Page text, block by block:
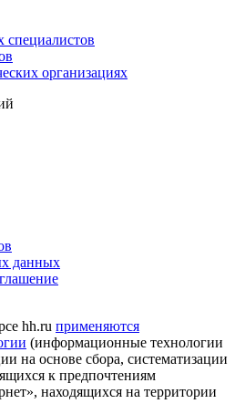
специалистов
организациях
данных
hh.ru применяются
(информационные технологии
на основе сбора, систематизации
к предпочтениям
находящихся на территории